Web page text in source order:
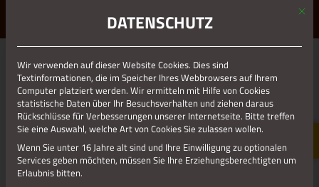
ERLEBE STOLBERG.ERLEBE DICH.
01.01.1970
…IN DER KUPFERSTADT STOLBERG
DieRureifel-Tourismus GmbH, zu der die Stolberg-Touristik
seit Anfang 2025 gehört, bieten eine Vielzahl an
Thementouren in der Kupferstadt an, die auch durch private
Gruppen bis zu 20 Personen gebucht werden können. Einige
Mit
DATENSCHUTZ
Wir verwenden auf dieser Website Cookies. Dies sind
Textinformationen, die im Speicher Ihres Webbrowsers auf Ihrem
Computer platziert werden. Wir ermitteln mit Hilfe von Cookies
statistische Daten über Ihr Besuchsverhalten und ziehen daraus
Rückschlüsse für Verbesserungen unserer Internetseite. Bitte treffen
Sie eine Auswahl, welche Art von Cookies Sie zulassen wollen.
Wenn Sie unter 16 Jahre alt sind und Ihre Einwilligung zu optionalen
Services geben möchten, müssen Sie Ihre Erziehungsberechtigten um
Erlaubnis bitten.